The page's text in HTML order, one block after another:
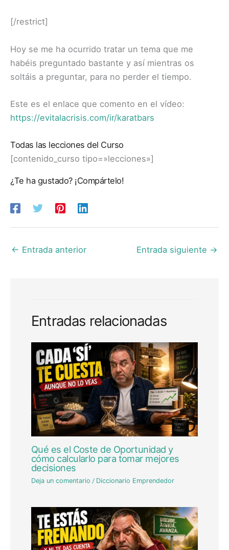
[/restrict]
Hoy se me ha ocurrido tratar un tema que me
habéis preguntado bastante y así mientras os
soltáis a preguntar, para no perder el tiempo.
Este es el enlace que comento en el vídeo:
https://evitalacrisis.com/ir/karatbars
Todas las lecciones del Curso
[contenido_curso tipo=»lecciones»]
¿Te ha gustado? ¡Compártelo!
← Entrada anterior Entrada siguiente →
Entradas relacionadas
Qué es el Coste de Oportunidad y
cómo calcularlo para tomar mejores
decisiones
Deja un comentario / Diccionario Emprendedor